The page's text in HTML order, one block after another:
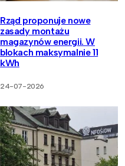
Rząd proponuje nowe
zasady montażu
magazynów energii. W
blokach maksymalnie 11
kWh
24-07-2026